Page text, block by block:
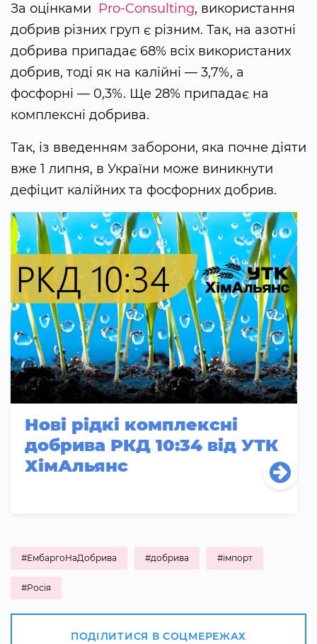
За оцінками Pro-Consulting, використання
добрив різних груп є різним. Так, на азотні
добрива припадає 68% всіх використаних
добрив, тоді як на калійні — 3,7%, а
фосфорні — 0,3%. Ще 28% припадає на
комплексні добрива.
Так, із введенням заборони, яка почне діяти
вже 1 липня, в України може виникнути
дефіцит калійних та фосфорних добрив.
Нові рідкі комплексні
добрива РКД 10:34 від УТК
ХімАльянс
#ЕмбаргоНаДобрива #добрива #імпорт
#Росія
ПОДІЛИТИСЯ В СОЦМЕРЕЖАХ